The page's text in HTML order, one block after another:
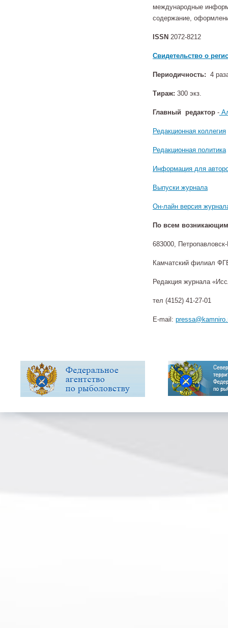
международные
содержание,
ISSN 2072-8212
Свидетельство о
Периодичность: 4
Тираж: 300 экз.
Главный редактор -
Редакционная коллегия
Редакционная политика
Информация для
Выпуски журнала
Он-лайн версия
По всем
683000,
Камчатский филиал
Редакция журнала
тел (4152) 41-27-01
E-mail: